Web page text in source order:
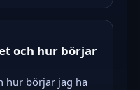
och hur börjar
hur börjar jag ha